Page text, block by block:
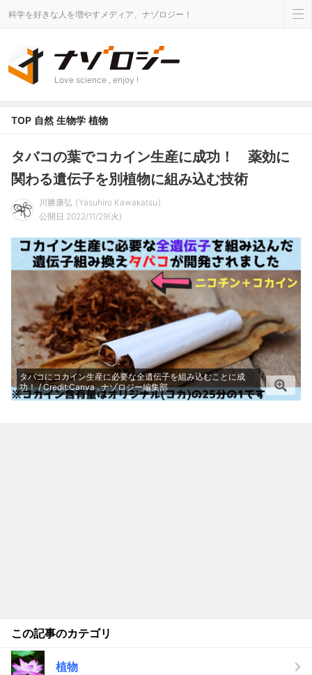
科学を好きな人を増やすメディア、ナゾロジー！
Love science , enjoy !
TOP 自然 生物学 植物
タバコの葉でコカイン生産に成功！ 薬効に
関わる遺伝子を別植物に組み込む技術
川勝康弘
Yasuhiro Kawakatsu
公開日 2022/11/29(火)
タバコにコカイン生産に必要な全遺伝子を組み込むことに成
功！ / Credit:Canva . ナゾロジー編集部
この記事のカテゴリ
植物